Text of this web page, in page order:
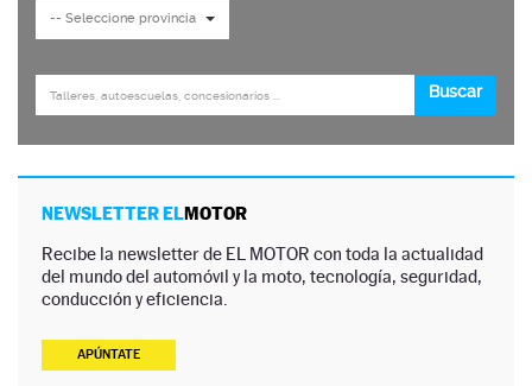
NEWSLETTER ELMOTOR
Recibe la newsletter de EL MOTOR con toda la actualidad
del mundo del automóvil y la moto, tecnología, seguridad,
conducción y eficiencia.
APÚNTATE